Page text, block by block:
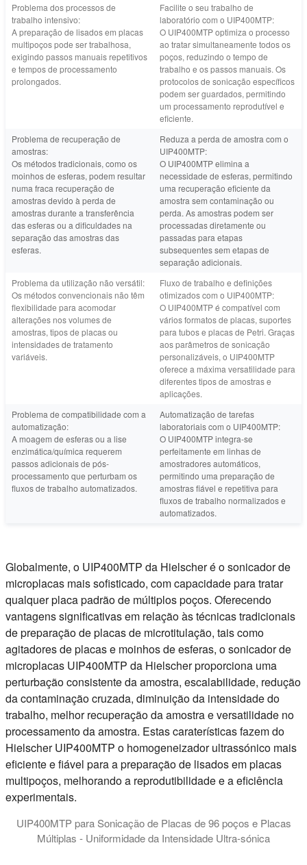
Problema dos processos de
trabalho intensivo:
A preparação de lisados em placas
multipoços pode ser trabalhosa,
exigindo passos manuais repetitivos
e tempos de processamento
prolongados.
Facilite o seu trabalho de
laboratório com o UIP400MTP:
O UIP400MTP optimiza o processo
ao tratar simultaneamente todos os
poços, reduzindo o tempo de
trabalho e os passos manuais. Os
protocolos de sonicação específicos
podem ser guardados, permitindo
um processamento reprodutível e
eficiente.
Problema de recuperação de
amostras:
Os métodos tradicionais, como os
moinhos de esferas, podem resultar
numa fraca recuperação de
amostras devido à perda de
amostras durante a transferência
das esferas ou a dificuldades na
separação das amostras das
esferas.
Reduza a perda de amostra com o
UIP400MTP:
O UIP400MTP elimina a
necessidade de esferas, permitindo
uma recuperação eficiente da
amostra sem contaminação ou
perda. As amostras podem ser
processadas diretamente ou
passadas para etapas
subsequentes sem etapas de
separação adicionais.
Problema da utilização não versátil:
Os métodos convencionais não têm
flexibilidade para acomodar
alterações nos volumes de
amostras, tipos de placas ou
intensidades de tratamento
variáveis.
Fluxo de trabalho e definições
otimizados com o UIP400MTP:
O UIP400MTP é compatível com
vários formatos de placas, suportes
para tubos e placas de Petri. Graças
aos parâmetros de sonicação
personalizáveis, o UIP400MTP
oferece a máxima versatilidade para
diferentes tipos de amostras e
aplicações.
Problema de compatibilidade com a
automatização:
A moagem de esferas ou a lise
enzimática/química requerem
passos adicionais de pós-
processamento que perturbam os
fluxos de trabalho automatizados.
Automatização de tarefas
laboratoriais com o UIP400MTP:
O UIP400MTP integra-se
perfeitamente em linhas de
amostradores automáticos,
permitindo uma preparação de
amostras fiável e repetitiva para
fluxos de trabalho normalizados e
automatizados.
Globalmente, o UIP400MTP da Hielscher é o sonicador de
microplacas mais sofisticado, com capacidade para tratar
qualquer placa padrão de múltiplos poços. Oferecendo
vantagens significativas em relação às técnicas tradicionais
de preparação de placas de microtitulação, tais como
agitadores de placas e moinhos de esferas, o sonicador de
microplacas UIP400MTP da Hielscher proporciona uma
perturbação consistente da amostra, escalabilidade, redução
da contaminação cruzada, diminuição da intensidade do
trabalho, melhor recuperação da amostra e versatilidade no
processamento da amostra. Estas caraterísticas fazem do
Hielscher UIP400MTP o homogeneizador ultrassónico mais
eficiente e fiável para a preparação de lisados em placas
multipoços, melhorando a reprodutibilidade e a eficiência
experimentais.
UIP400MTP para Sonicação de Placas de 96 poços e Placas
Múltiplas - Uniformidade da Intensidade Ultra-sónica